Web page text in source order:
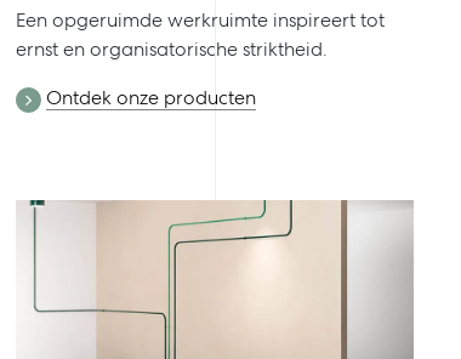
Een opgeruimde werkruimte inspireert tot
ernst en organisatorische striktheid.
Ontdek onze producten